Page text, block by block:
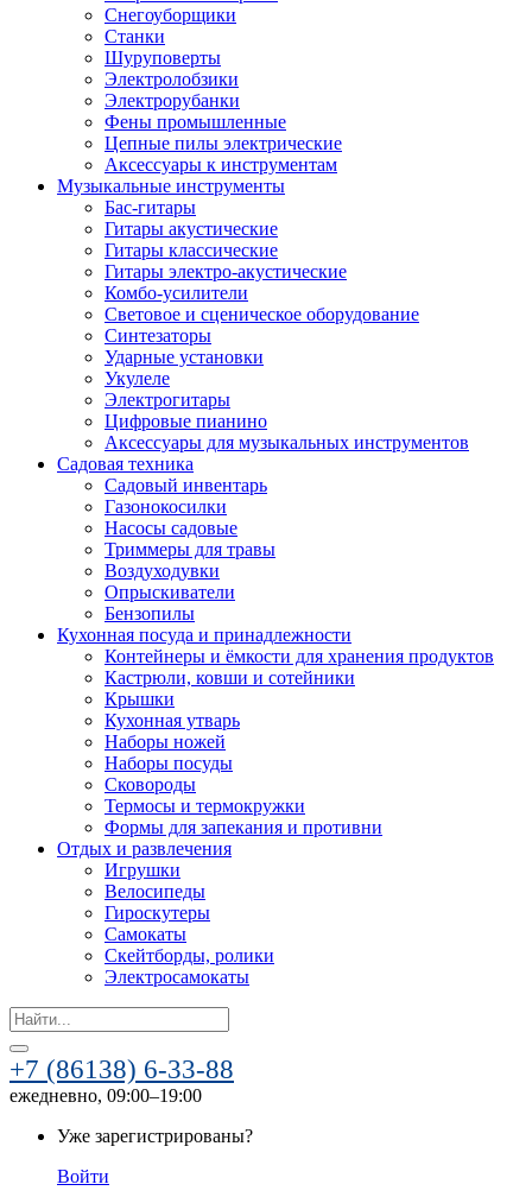
Снегоуборщики
Станки
Шуруповерты
Электролобзики
Электрорубанки
Фены промышленные
Цепные пилы электрические
Аксессуары к инструментам
Музыкальные инструменты
Бас-гитары
Гитары акустические
Гитары классические
Гитары электро-акустические
Комбо-усилители
Световое и сценическое оборудование
Синтезаторы
Ударные установки
Укулеле
Электрогитары
Цифровые пианино
Аксессуары для музыкальных инструментов
Садовая техника
Садовый инвентарь
Газонокосилки
Насосы садовые
Триммеры для травы
Воздуходувки
Опрыскиватели
Бензопилы
Кухонная посуда и принадлежности
Контейнеры и ёмкости для хранения продуктов
Кастрюли, ковши и сотейники
Крышки
Кухонная утварь
Наборы ножей
Наборы посуды
Сковороды
Термосы и термокружки
Формы для запекания и противни
Отдых и развлечения
Игрушки
Велосипеды
Гироскутеры
Самокаты
Скейтборды, ролики
Электросамокаты
Search
for:
+7 (86138) 6-33-88
ежедневно, 09:00–19:00
Уже зарегистрированы?
Войти